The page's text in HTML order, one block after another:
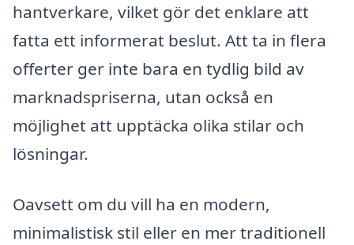
hantverkare, vilket gör det enklare att
fatta ett informerat beslut. Att ta in flera
offerter ger inte bara en tydlig bild av
marknadspriserna, utan också en
möjlighet att upptäcka olika stilar och
lösningar.
Oavsett om du vill ha en modern,
minimalistisk stil eller en mer traditionell